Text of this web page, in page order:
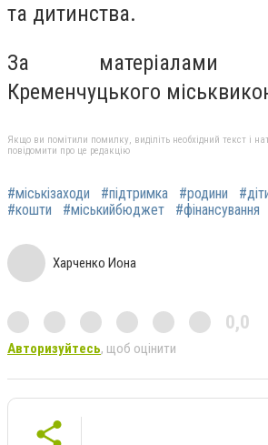
та дитинства.
За матеріалами
Кременчуцького
Якщо ви помітили помилку, виділіть необхідний текст і
повідомити про це редакцію
#міськізаходи #підтримка #родини
#кошти
#міськийбюджет #фінансування
Харченко Иона
0,0
Авторизуйтесь, щоб оцінити